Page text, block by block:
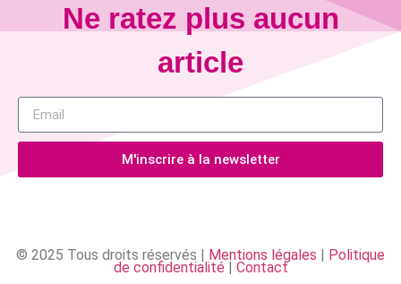
Ne ratez plus aucun
article
M'inscrire à la newsletter
© 2025 Tous droits réservés | Mentions légales | Politique
de confidentialité | Contact